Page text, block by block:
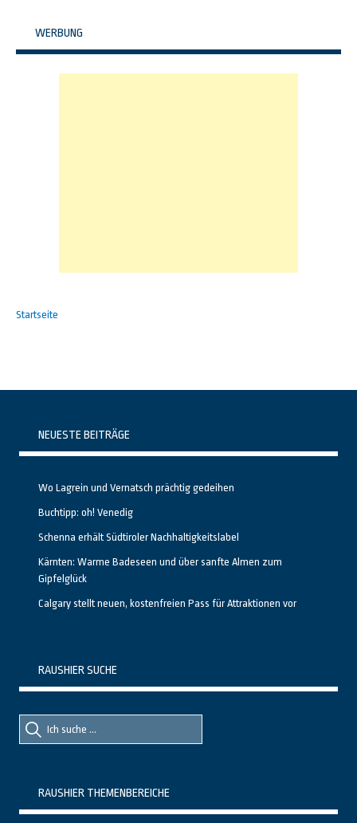
WERBUNG
Startseite
NEUESTE BEITRÄGE
Wo Lagrein und Vernatsch prächtig gedeihen
Buchtipp: oh! Venedig
Schenna erhält Südtiroler Nachhaltigkeitslabel
Kärnten: Warme Badeseen und über sanfte Almen zum
Gipfelglück
Calgary stellt neuen, kostenfreien Pass für Attraktionen vor
RAUSHIER SUCHE
Suche
nach::
Suche
nach:
RAUSHIER THEMENBEREICHE